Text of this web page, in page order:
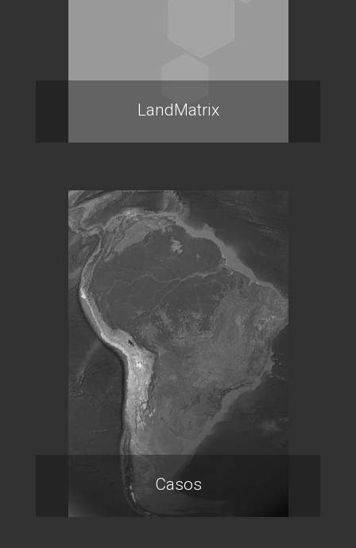
LandMatrix
Casos